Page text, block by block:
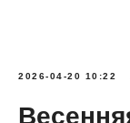
2026-04-20 10:22